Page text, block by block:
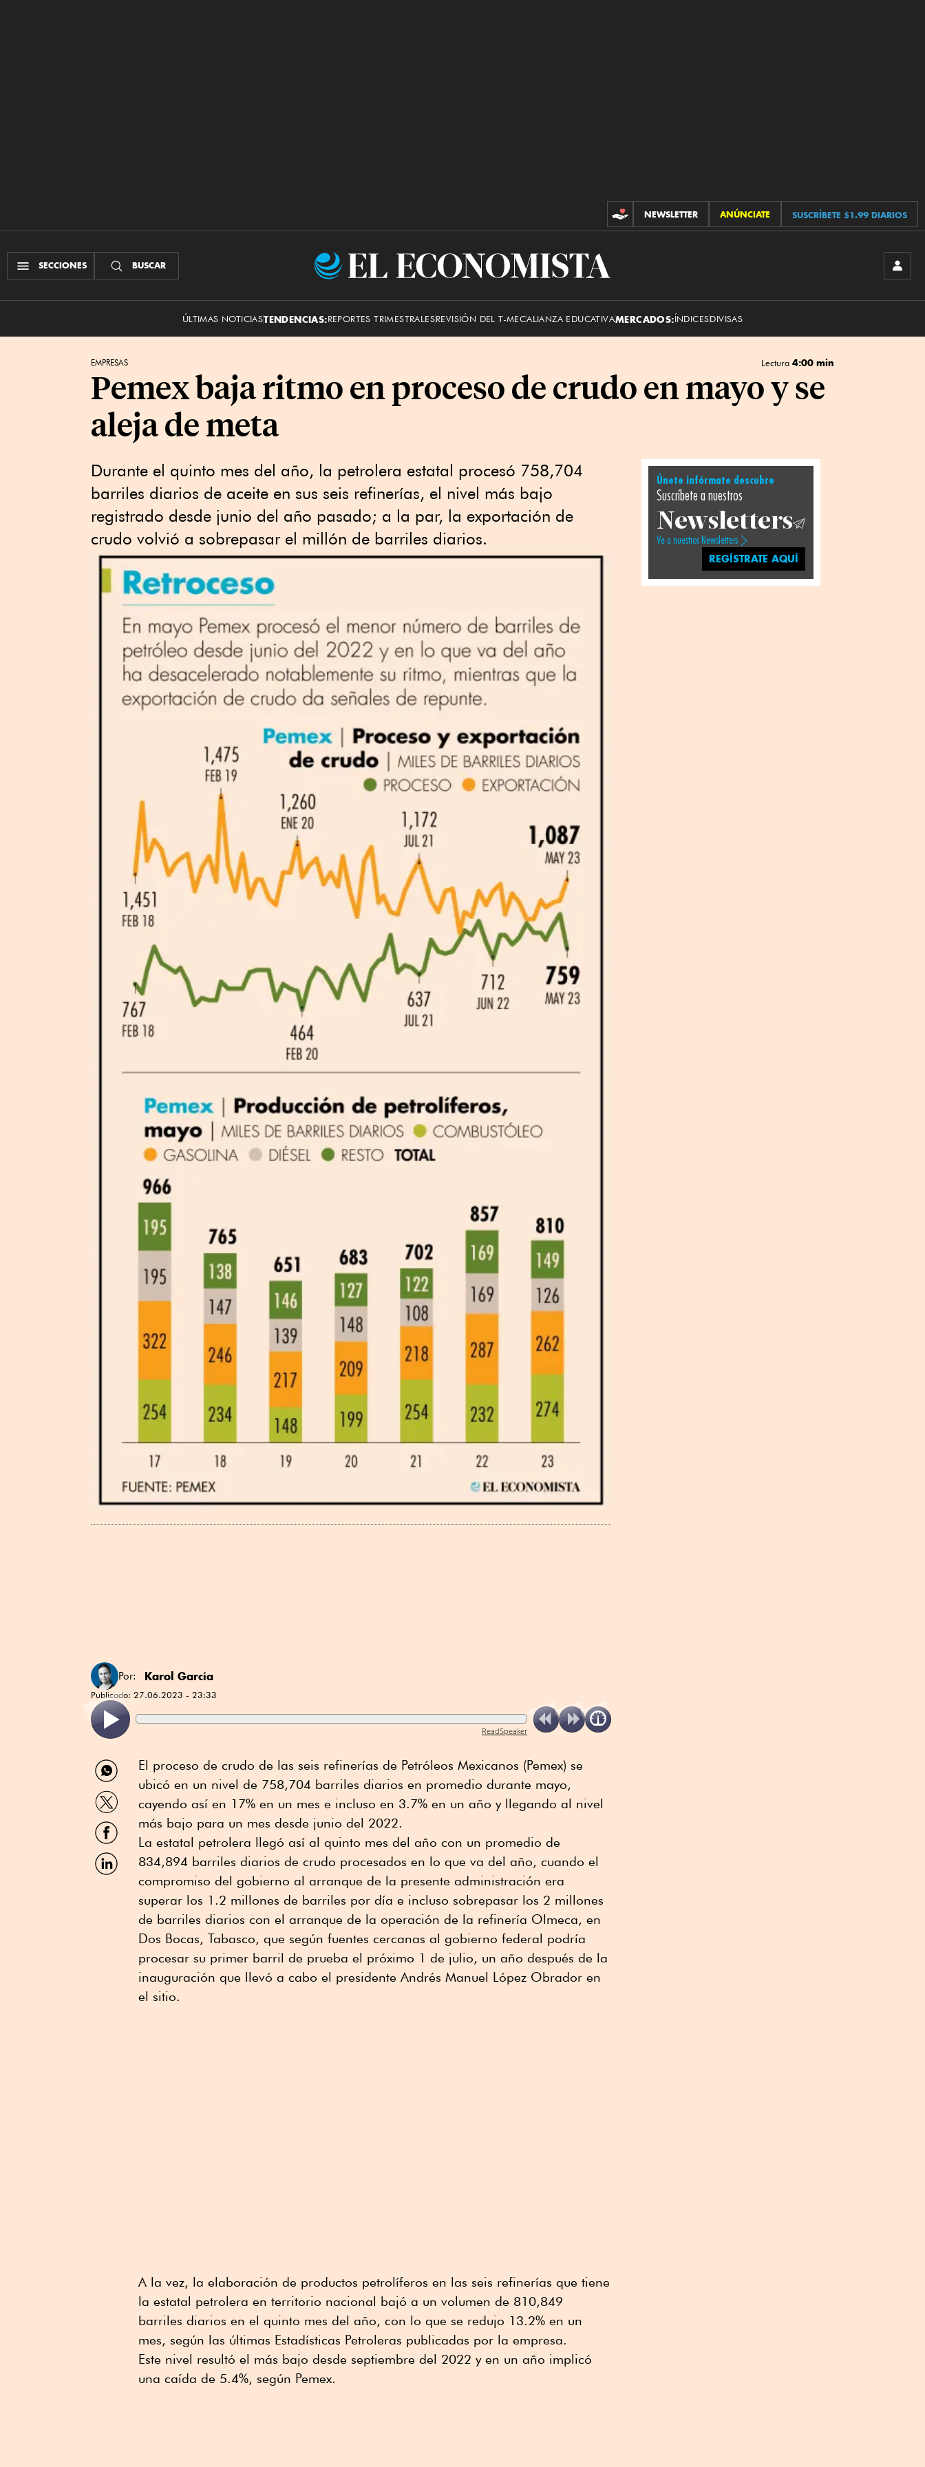
CONTRIBUCIONES
NEWSLETTER ANÚNCIATE SUSCRÍBETE $1.99 DIARIOS
SECCIONES BUSCAR
El
ÚLTIMAS NOTICIASTENDENCIAS:REPORTES TRIMESTRALESREVISIÓN DEL T-MECALIANZA EDUCATIVAMERCADOS:ÍNDICESDIVISAS
EMPRESAS Lectura 4:00 min
Pemex baja ritmo en proceso de crudo en mayo y se
aleja de meta
Durante el quinto mes del año, la petrolera estatal procesó 758,704
barriles diarios de aceite en sus seis refinerías, el nivel más bajo
registrado desde junio del año pasado; a la par, la exportación de
crudo volvió a sobrepasar el millón de barriles diarios.
Por: Karol García
Publicado: 27.06.2023 - 23:33
ReadSpeaker
Compartir
por
WhatsApp
Compartir
por
Twitter
Compartir
por
Facebook
Compartir
por
El proceso de crudo de las seis refinerías de Petróleos Mexicanos (Pemex) se
ubicó en un nivel de 758,704 barriles diarios en promedio durante mayo,
cayendo así en 17% en un mes e incluso en 3.7% en un año y llegando al nivel
más bajo para un mes desde junio del 2022.
La estatal petrolera llegó así al quinto mes del año con un promedio de
834,894 barriles diarios de crudo procesados en lo que va del año, cuando el
compromiso del gobierno al arranque de la presente administración era
superar los 1.2 millones de barriles por día e incluso sobrepasar los 2 millones
de barriles diarios con el arranque de la operación de la refinería Olmeca, en
Dos Bocas, Tabasco, que según fuentes cercanas al gobierno federal podría
procesar su primer barril de prueba el próximo 1 de julio, un año después de la
inauguración que llevó a cabo el presidente Andrés Manuel López Obrador en
el sitio.
A la vez, la elaboración de productos petrolíferos en las seis refinerías que tiene
la estatal petrolera en territorio nacional bajó a un volumen de 810,849
barriles diarios en el quinto mes del año, con lo que se redujo 13.2% en un
mes, según las últimas Estadísticas Petroleras publicadas por la empresa.
Este nivel resultó el más bajo desde septiembre del 2022 y en un año implicó
una caída de 5.4%, según Pemex.
Únete infórmate descubre
Suscríbete a nuestros
Newsletters
Ve a nuestros Newsletters
REGÍSTRATE AQUÍ